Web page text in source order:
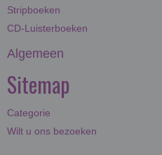
Stripboeken
CD-Luisterboeken
Algemeen
Sitemap
Categorie
Wilt u ons bezoeken